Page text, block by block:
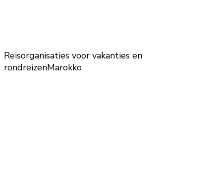
Reisorganisaties voor vakanties en
rondreizenMarokko